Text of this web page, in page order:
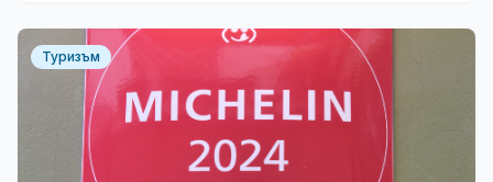
Туризъм